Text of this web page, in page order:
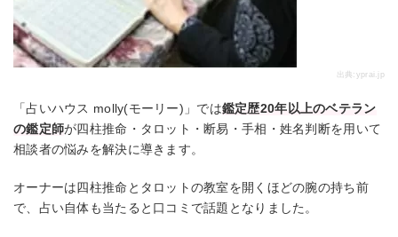
出典: yprai.jp
「占いハウス molly(モーリー)」では鑑定歴20年以上のベテラン
の鑑定師が四柱推命・タロット・断易・手相・姓名判断を用いて
相談者の悩みを解決に導きます。
オーナーは四柱推命とタロットの教室を開くほどの腕の持ち前
で、占い自体も当たると口コミで話題となりました。